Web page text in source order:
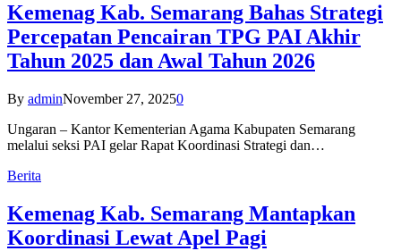
Kemenag Kab. Semarang Bahas Strategi
Percepatan Pencairan TPG PAI Akhir
Tahun 2025 dan Awal Tahun 2026
By adminNovember 27, 20250
Ungaran – Kantor Kementerian Agama Kabupaten Semarang
melalui seksi PAI gelar Rapat Koordinasi Strategi dan…
Berita
Kemenag Kab. Semarang Mantapkan
Koordinasi Lewat Apel Pagi